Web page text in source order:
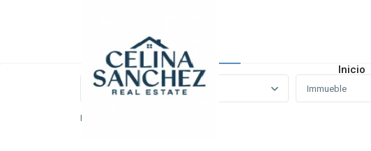
Inicio
Advanced Search
Operación Immueble
Price range: